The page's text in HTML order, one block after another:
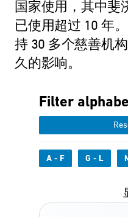
国家使用，其中斐
已使用超过 10 年
持 30 多个慈善机
久的影响。
Filter
A - F G - L